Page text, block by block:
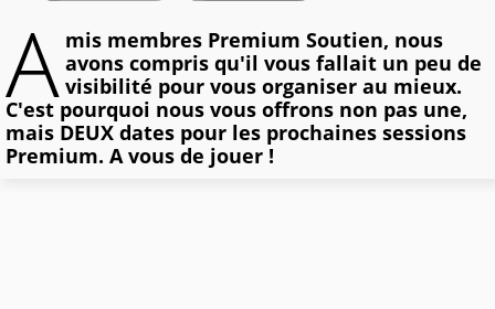
A mis membres Premium Soutien, nous
avons compris qu'il vous fallait un peu de
visibilité pour vous organiser au mieux.
C'est pourquoi nous vous offrons non pas une,
mais DEUX dates pour les prochaines sessions
Premium. A vous de jouer !